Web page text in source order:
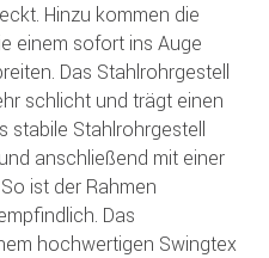
Hinzu kommen die
einem sofort ins Auge
Das Stahlrohrgestell
schlicht und trägt einen
stabile Stahlrohrgestell
anschließend mit einer
ist der Rahmen
Das
hochwertigen Swingtex